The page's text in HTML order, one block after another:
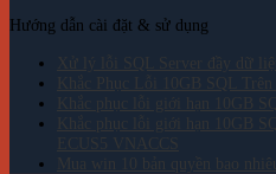
Hướng dẫn cài đặt & sử dụng
Xử lý lỗi SQL Server đầy dữ
Khắc Phục Lỗi 10GB SQL Trên
Khắc phục lỗi giới hạn 10GB
Khắc phục lỗi giới hạn 10GB
ECUS5 VNACCS
Mua win 10 bản quyền bao